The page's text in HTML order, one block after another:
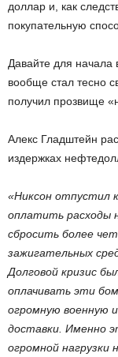
доллар и, как
покупательную
Давайте для начала
вообще стал тесно
получил прозвище
Алекс Гладштейн
издержках
«Никсон отпустил
оплатить расходы
сбросить более
зажигательных
Долговой кризис
оплачивать эти
огромную военную
доставки. Именно
огромной